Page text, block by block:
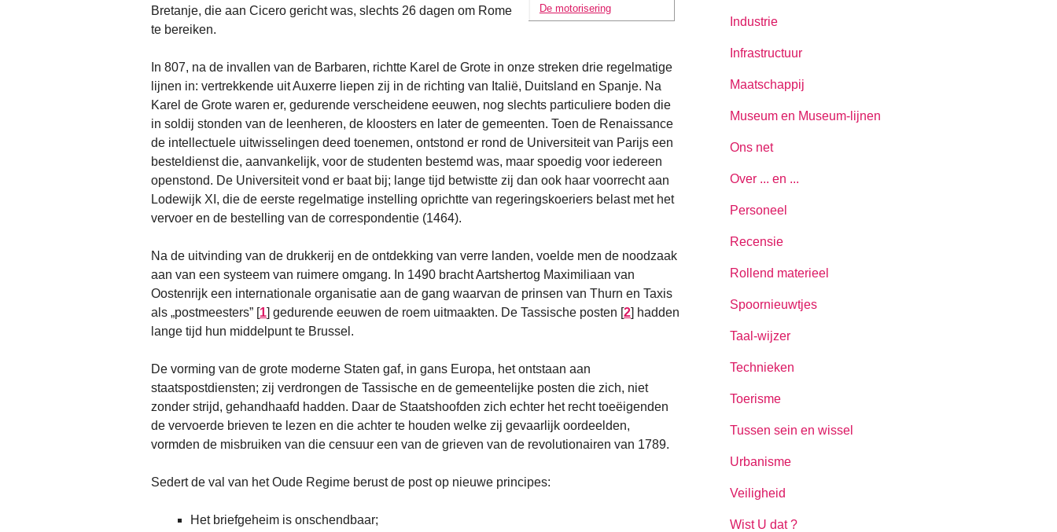
De motorisering
Bretanje, die aan Cicero gericht was, slechts 26 dagen om Rome
te bereiken.
In 807, na de invallen van de Barbaren, richtte Karel de Grote in onze streken drie regelmatige
lijnen in: vertrekkende uit Auxerre liepen zij in de richting van Italië, Duitsland en Spanje. Na
Karel de Grote waren er, gedurende verscheidene eeuwen, nog slechts particuliere boden die
in soldij stonden van de leenheren, de kloosters en later de gemeenten. Toen de Renaissance
de intellectuele uitwisselingen deed toenemen, ontstond er rond de Universiteit van Parijs een
besteldienst die, aanvankelijk, voor de studenten bestemd was, maar spoedig voor iedereen
openstond. De Universiteit vond er baat bij; lange tijd betwistte zij dan ook haar voorrecht aan
Lodewijk XI, die de eerste regelmatige instelling oprichtte van regeringskoeriers belast met het
vervoer en de bestelling van de correspondentie (1464).
Na de uitvinding van de drukkerij en de ontdekking van verre landen, voelde men de noodzaak
aan van een systeem van ruimere omgang. In 1490 bracht Aartshertog Maximiliaan van
Oostenrijk een internationale organisatie aan de gang waarvan de prinsen van Thurn en Taxis
als „postmeesters” [1] gedurende eeuwen de roem uitmaakten. De Tassische posten [2] hadden
lange tijd hun middelpunt te Brussel.
De vorming van de grote moderne Staten gaf, in gans Europa, het ontstaan aan
staatspostdiensten; zij verdrongen de Tassische en de gemeentelijke posten die zich, niet
zonder strijd, gehandhaafd hadden. Daar de Staatshoofden zich echter het recht toeëigenden
de vervoerde brieven te lezen en die achter te houden welke zij gevaarlijk oordeelden,
vormden de misbruiken van die censuur een van de grieven van de revolutionairen van 1789.
Sedert de val van het Oude Regime berust de post op nieuwe principes:
Het briefgeheim is onschendbaar;
Industrie
Infrastructuur
Maatschappij
Museum en Museum-lijnen
Ons net
Over ... en ...
Personeel
Recensie
Rollend materieel
Spoornieuwtjes
Taal-wijzer
Technieken
Toerisme
Tussen sein en wissel
Urbanisme
Veiligheid
Wist U dat ?